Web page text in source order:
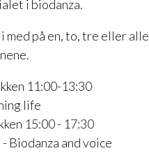
i biodanza.
med på en, to, tre eller alle
11:00-13:30
life
15:00 - 17:30
Biodanza and voice